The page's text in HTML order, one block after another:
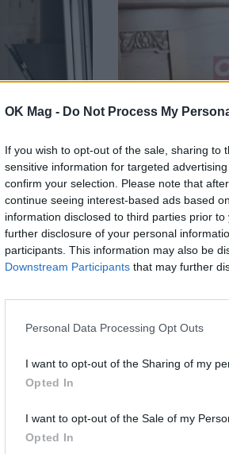
OK Mag - Do Not Process My
If you wish to opt-out of the sale, sharing
sensitive information for targeted
confirm your selection. Please note that
continue seeing interest-based ads based
information disclosed to third parties prior
further disclosure of your personal
participants. This information may also be
Downstream Participants that may further
Personal Data Processing Opt Outs
I want to opt-out of the Sharing of my
Opted In
I want to opt-out of the Sale of my
Opted In
μία φορά
στο
από τη
Ο Ρένος
στο ρετιρέ
ΣΥΝΕΝΤΕΥΞΕΙΣ